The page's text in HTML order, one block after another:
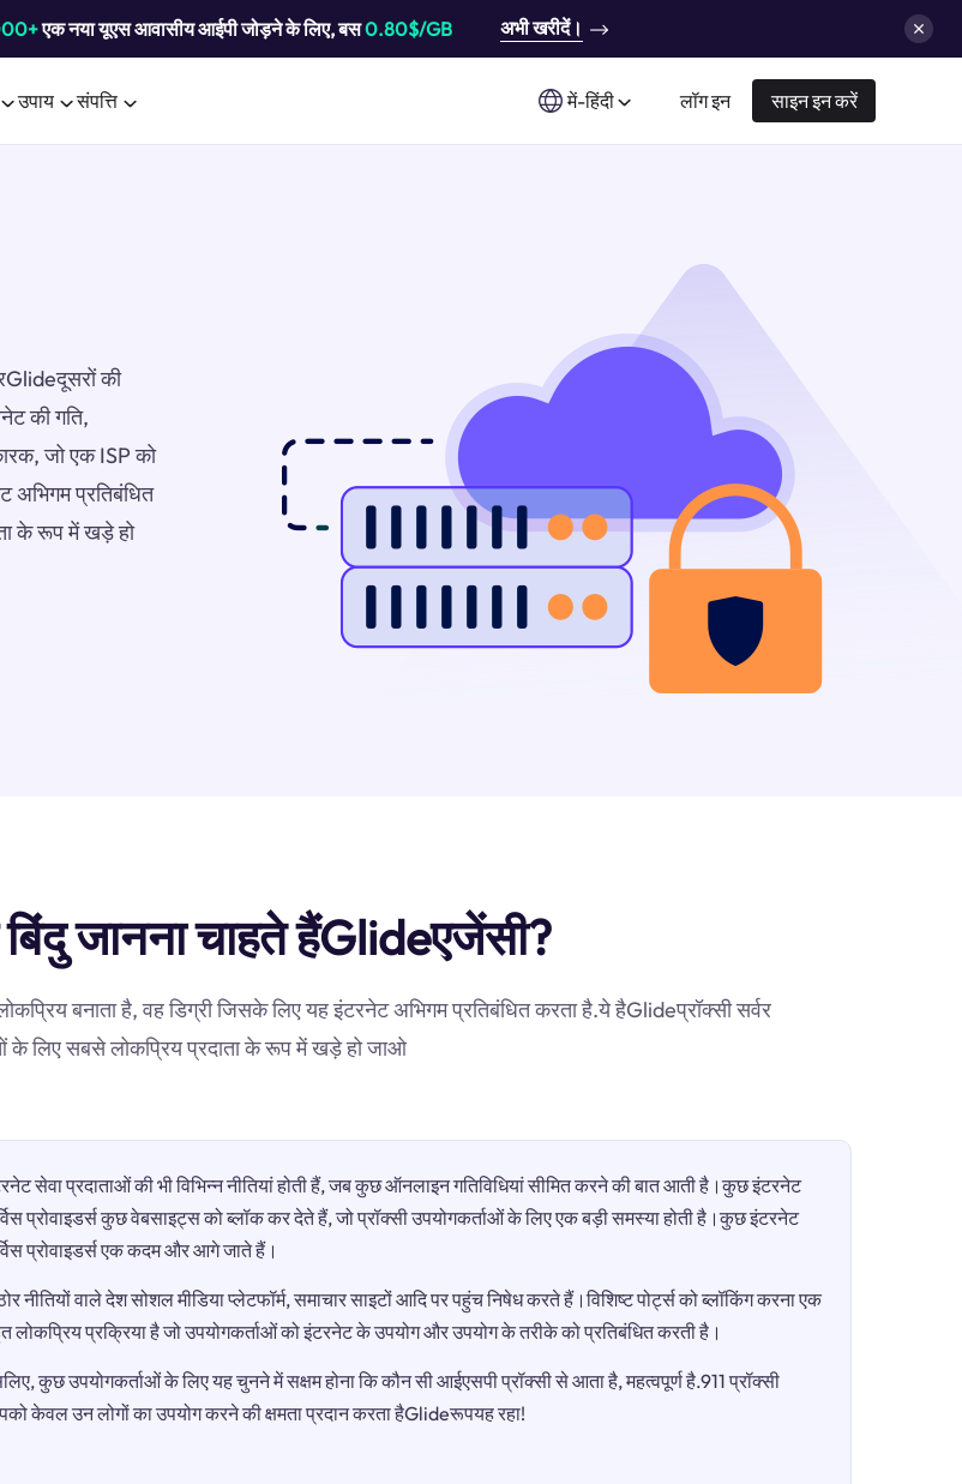
एक नया यूएस आवासीय आईपी जोड़ने के लिए, बस0.80$/GB अभी खरीदें।
उपाय संपत्ति में-हिंदी लॉग इन साइन इन करें
की
की गति,
जो एक ISP को
अभिगम प्रतिबंधित
के रूप में खड़े हो
जानना चाहते हैंGlideएजेंसी?
बनाता है, वह डिग्री जिसके लिए यह इंटरनेट अभिगम प्रतिबंधित करता है.ये हैGlideप्रॉक्सी सर्वर
के लिए सबसे लोकप्रिय प्रदाता के रूप में खड़े हो जाओ
सेवा प्रदाताओं की भी विभिन्न नीतियां होती हैं, जब कुछ ऑनलाइन गतिविधियां सीमित करने की बात आती है।कुछ इंटरनेट
प्रोवाइडर्स कुछ वेबसाइट्स को ब्लॉक कर देते हैं, जो प्रॉक्सी उपयोगकर्ताओं के लिए एक बड़ी समस्या होती है।कुछ इंटरनेट
प्रोवाइडर्स एक कदम और आगे जाते हैं।
नीतियों वाले देश सोशल मीडिया प्लेटफॉर्म, समाचार साइटों आदि पर पहुंच निषेध करते हैं।विशिष्ट पोर्ट्स को ब्लॉकिंग करना एक
लोकप्रिय प्रक्रिया है जो उपयोगकर्ताओं को इंटरनेट के उपयोग और उपयोग के तरीके को प्रतिबंधित करती है।
कुछ उपयोगकर्ताओं के लिए यह चुनने में सक्षम होना कि कौन सी आईएसपी प्रॉक्सी से आता है, महत्वपूर्ण है.911 प्रॉक्सी
केवल उन लोगों का उपयोग करने की क्षमता प्रदान करता हैGlideरूपयह रहा!